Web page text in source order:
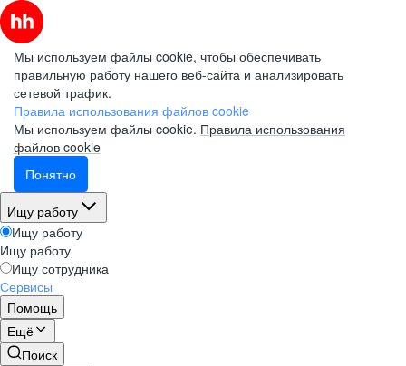
Мы используем файлы cookie, чтобы обеспечивать
правильную работу нашего веб-сайта и анализировать
сетевой трафик.
Правила использования файлов cookie
Мы используем файлы cookie. Правила использования
файлов cookie
Понятно
Ищу работу
Ищу работу
Ищу работу
Ищу сотрудника
Сервисы
Помощь
Ещё
Поиск